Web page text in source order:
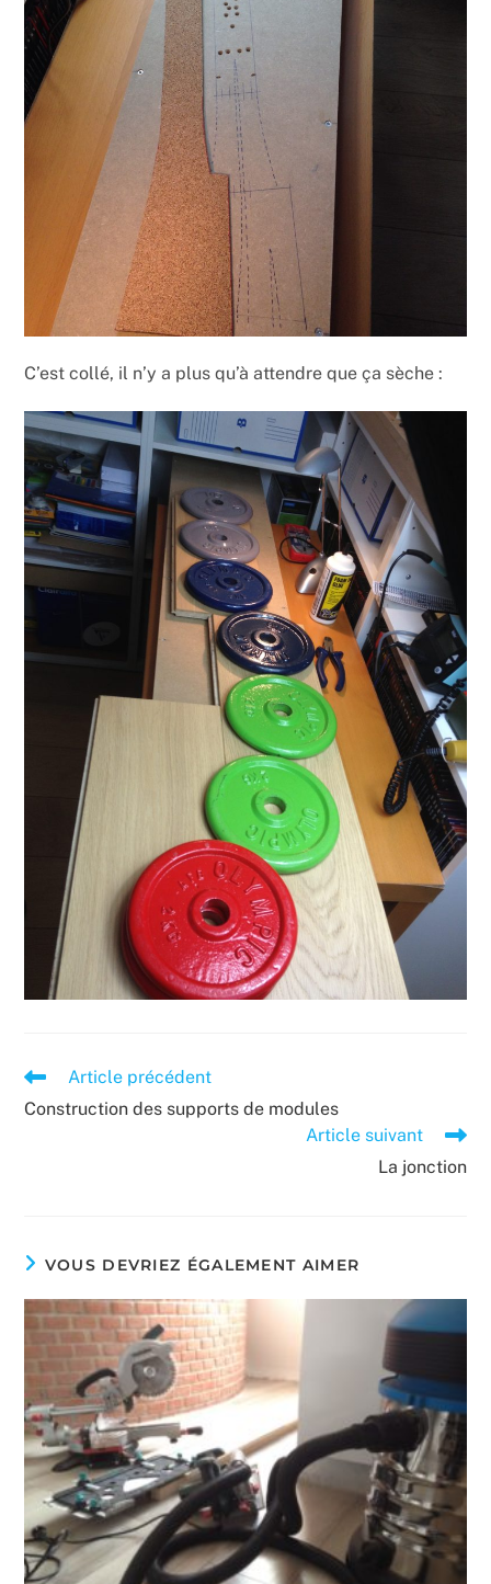
C’est collé, il n’y a plus qu’à attendre que ça sèche :
Read
articles
Article précédent
Construction des supports de modules
Article suivant
La jonction
VOUS DEVRIEZ ÉGALEMENT AIMER